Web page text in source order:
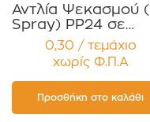
Αντλία Ψεκασμού (
Spray) PP24 σε
Μαύρο Χρώμα με
διάφανο πώμα
Συσκευασία 12
τεμαχίων
0,30 / τεμάχιο
χωρίς Φ.Π.Α
Προσθήκη στο καλάθι